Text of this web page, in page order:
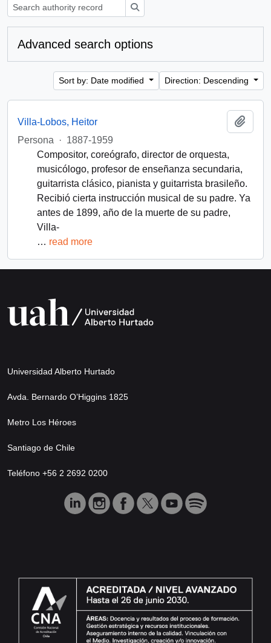
Advanced search options
Sort by: Date modified Direction: Descending
Villa-Lobos, Heitor
Persona
· 1887-1959
Compositor, coreógrafo, director de orquesta,
musicólogo, profesor de enseñanza secundaria,
guitarrista clásico, pianista y guitarrista brasileño.
Recibió cierta instrucción musical de su padre. Ya
antes de 1899, año de la muerte de su padre,
Villa-
… read more
Universidad Alberto Hurtado
Avda. Bernardo O’Higgins 1825
Metro Los Héroes
Santiago de Chile
Teléfono +56 2 2692 0200